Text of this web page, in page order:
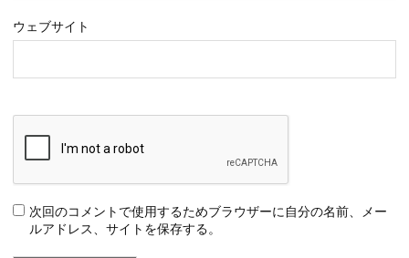
ウェブサイト
次回のコメントで使用するためブラウザーに自分の名前、メー
ルアドレス、サイトを保存する。